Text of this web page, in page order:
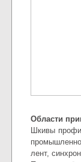
Области
Шкивы
лент,